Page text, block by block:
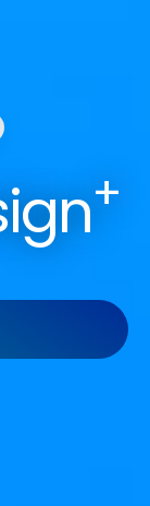
+